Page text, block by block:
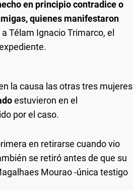
en principio contradice o
quienes manifestaron
a Télam Ignacio Trimarco, el
la causa las otras tres mujeres
estuvieron en el
por el caso.
en retirarse cuando vio
se retiró antes de que su
Mourao -única testigo